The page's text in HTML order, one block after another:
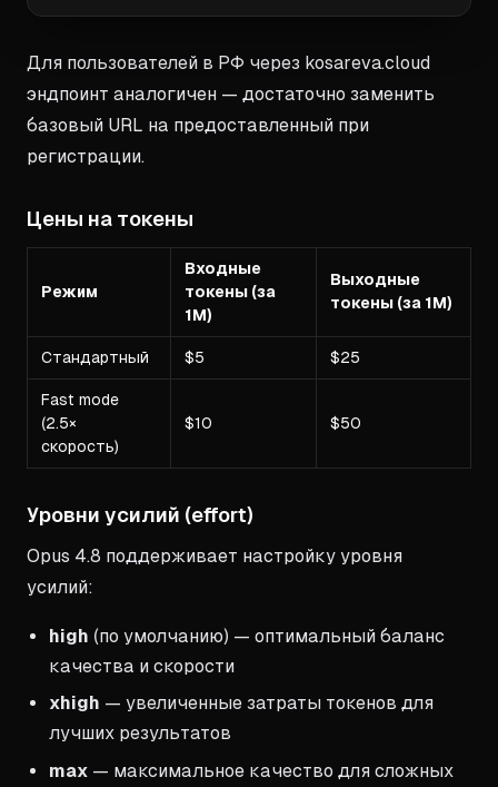
Для пользователей в РФ через kosareva.cloud
эндпоинт аналогичен — достаточно заменить
базовый URL на предоставленный при
регистрации.
Цены на токены
Режим
Входные
токены (за
1M)
Выходные
токены (за 1M)
Стандартный $5 $25
Fast mode
(2.5×
скорость)
$10 $50
Уровни усилий (effort)
Opus 4.8 поддерживает настройку уровня
усилий:
high (по умолчанию) — оптимальный баланс
качества и скорости
xhigh — увеличенные затраты токенов для
лучших результатов
max — максимальное качество для сложных